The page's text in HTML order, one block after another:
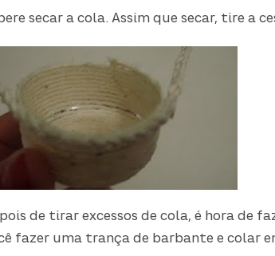
secar a cola. Assim que secar, tire a
de tirar excessos de cola, é hora de
fazer uma trança de barbante e colar